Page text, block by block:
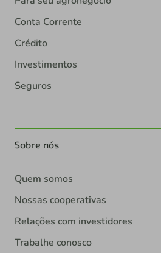
Conta Corrente
Crédito
Investimentos
Seguros
Sobre nós
Quem somos
Nossas cooperativas
Relações com investidores
Trabalhe conosco